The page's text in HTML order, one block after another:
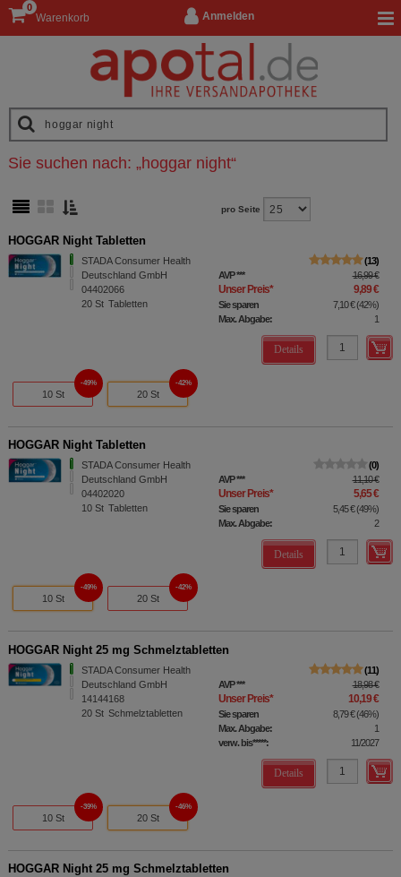
Anmelden
Warenkorb
0
Sie suchen nach: „hoggar night“
pro Seite
HOGGAR Night Tabletten
STADA Consumer Health
Deutschland GmbH
04402066
20 St Tabletten
13
AVP*** 16,99 €
Unser Preis* 9,89 €
Sie sparen 7,10 €(42%)
Max. Abgabe:
1
Details
10 St
49%
20 St
42%
HOGGAR Night Tabletten
STADA Consumer Health
Deutschland GmbH
04402020
10 St Tabletten
0
AVP*** 11,10 €
Unser Preis* 5,65 €
Sie sparen 5,45 €(49%)
Max. Abgabe:
2
Details
10 St
49%
20 St
42%
HOGGAR Night 25 mg Schmelztabletten
STADA Consumer Health
Deutschland GmbH
14144168
20 St Schmelztabletten
11
AVP*** 18,98 €
Unser Preis* 10,19 €
Sie sparen 8,79 €(46%)
Max. Abgabe:
1
verw. bis*****:
11/2027
Details
10 St
39%
20 St
46%
HOGGAR Night 25 mg Schmelztabletten